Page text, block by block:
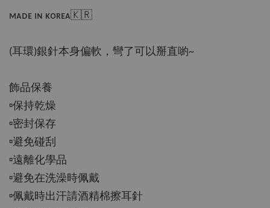
ᴍᴀᴅᴇ ɪɴ ᴋᴏʀᴇᴀ🇰🇷
(耳環)銀針本身偏軟，彎了可以掰直喲~
飾品保養
▫️保持乾燥
▫️密封保存
▫️避免碰刮
▫️遠離化學品
▫️避免在洗澡時佩戴
▫️佩戴時出汗請酒精棉擦耳針